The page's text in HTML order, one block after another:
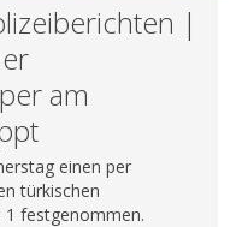
|
am
einen per
türkischen
1 festgenommen.